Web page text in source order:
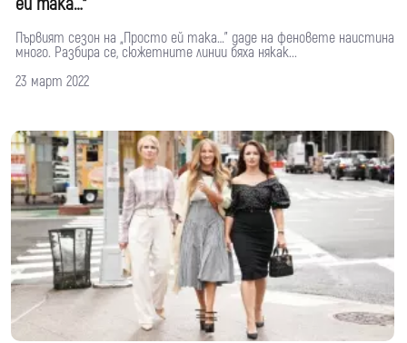
Първият сезон на „Просто ей така…” даде на феновете наистина
много. Разбира се, сюжетните линии бяха някак...
23 март 2022